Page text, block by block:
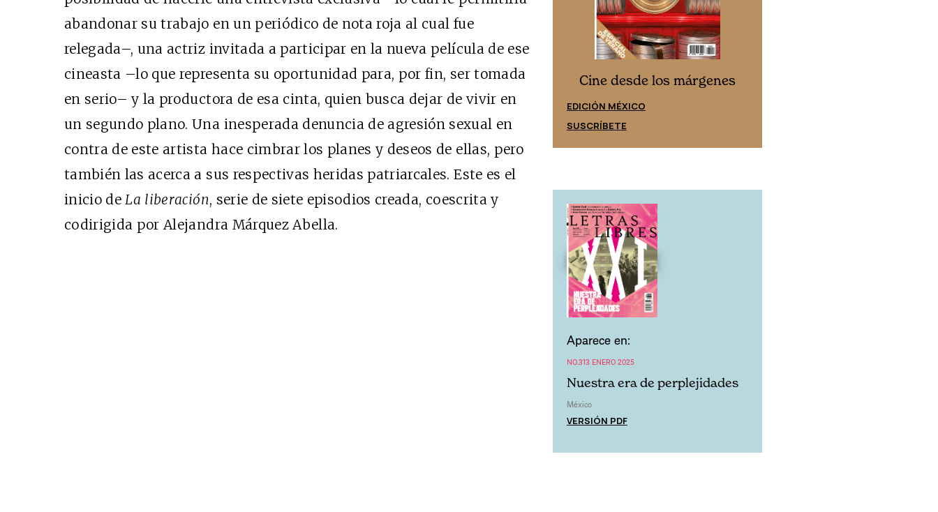
abandonar su trabajo en un periódico de nota roja al cual fue
relegada–, una actriz invitada a participar en la nueva película de ese
cineasta –lo que representa su oportunidad para, por fin, ser tomada
en serio– y la productora de esa cinta, quien busca dejar de vivir en
un segundo plano. Una inesperada denuncia de agresión sexual en
contra de este artista hace cimbrar los planes y deseos de ellas, pero
también las acerca a sus respectivas heridas patriarcales. Este es el
inicio de La liberación, serie de siete episodios creada, coescrita y
codirigida por Alejandra Márquez Abella.
Cine desde los márgenes
EDICIÓN MÉXICO
SUSCRÍBETE
Cine desde los márgenes
EDICIÓN ESPAÑA
SUSCRÍBETE
Cine desde los márgenes
EDICIÓN MÉXICO
SUSCRÍBETE
Aparece en:
NO.313 ENERO 2025
Nuestra era de perplejidades
México
VERSIÓN PDF